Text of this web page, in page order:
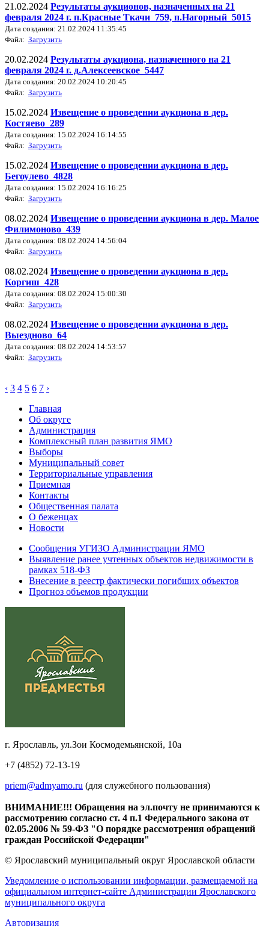
21.02.2024 Результаты аукционов, назначенных на 21
февраля 2024 г. п.Красные Ткачи_759, п.Нагорный_5015
Дата создания: 21.02.2024 11:35:45
Файл: Загрузить
20.02.2024 Результаты аукциона, назначенного на 21
февраля 2024 г. д.Алексеевское_5447
Дата создания: 20.02.2024 10:20:45
Файл: Загрузить
15.02.2024 Извещение о проведении аукциона в дер.
Костяево_289
Дата создания: 15.02.2024 16:14:55
Файл: Загрузить
15.02.2024 Извещение о проведении аукциона в дер.
Бегоулево_4828
Дата создания: 15.02.2024 16:16:25
Файл: Загрузить
08.02.2024 Извещение о проведении аукциона в дер. Малое
Филимоново_439
Дата создания: 08.02.2024 14:56:04
Файл: Загрузить
08.02.2024 Извещение о проведении аукциона в дер.
Коргиш_428
Дата создания: 08.02.2024 15:00:30
Файл: Загрузить
08.02.2024 Извещение о проведении аукциона в дер.
Выездново_64
Дата создания: 08.02.2024 14:53:57
Файл: Загрузить
‹ 3 4 5 6 7 ›
Главная
Об округе
Администрация
Комплексный план развития ЯМО
Выборы
Муниципальный совет
Территориальные управления
Приемная
Контакты
Общественная палата
О беженцах
Новости
Сообщения УГИЗО Администрации ЯМО
Выявление ранее учтенных объектов недвижимости в
рамках 518-ФЗ
Внесение в реестр фактически погибших объектов
Прогноз объемов продукции
г. Ярославль, ул.Зои Космодемьянской, 10а
+7 (4852) 72-13-19
priem@admyamo.ru (для служебного пользования)
ВНИМАНИЕ!!! Обращения на эл.почту не принимаются к
рассмотрению согласно ст. 4 п.1 Федерального закона от
02.05.2006 № 59-ФЗ "О порядке рассмотрения обращений
граждан Российской Федерации"
© Ярославский муниципальный округ Ярославской области
Уведомление о использовании информации, размещаемой на
официальном интернет-сайте Администрации Ярославского
муниципального округа
Авторизация